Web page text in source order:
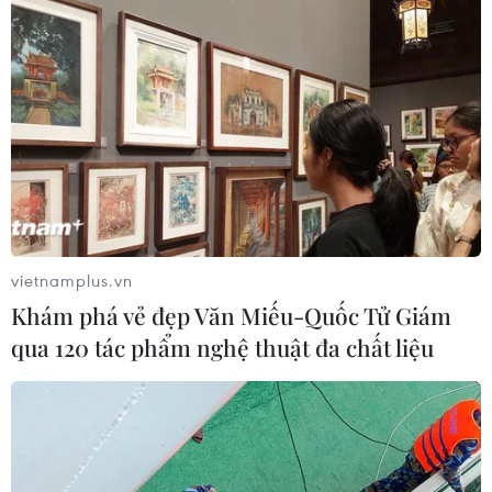
3,5 triệu đến 5 triệu đồng/người/tháng.
vietnamplus.vn
Khám phá vẻ đẹp Văn Miếu-Quốc Tử Giám
qua 120 tác phẩm nghệ thuật đa chất liệu